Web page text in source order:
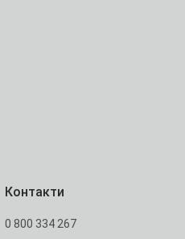
Контакти
0 800 334 267